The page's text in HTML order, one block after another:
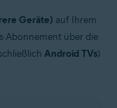
Geräte) auf Ihrem
Abonnement über die
Android TVs)